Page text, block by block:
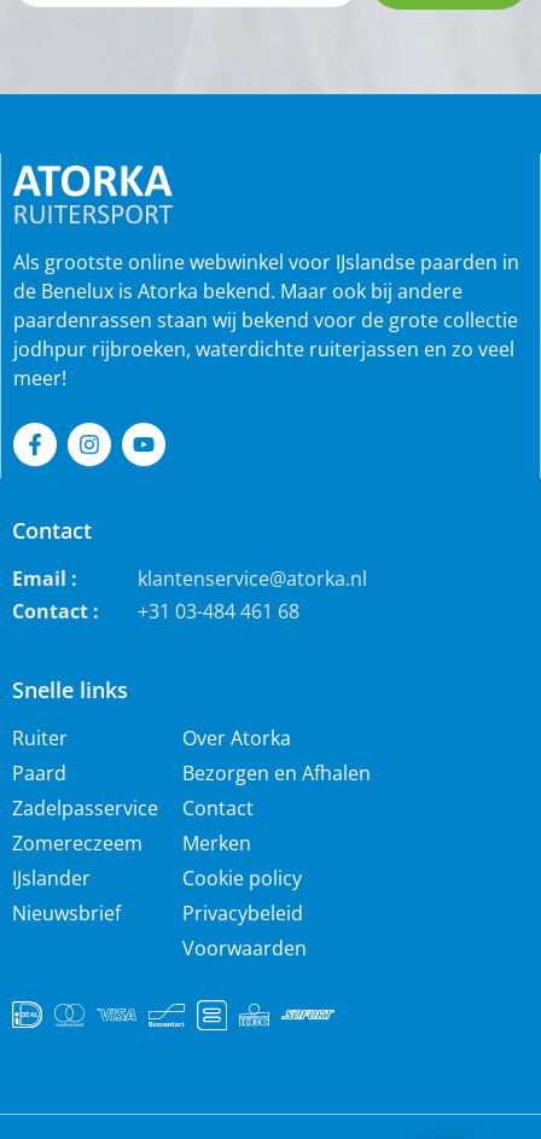
Snelle links
Ruiter
Paard
Zadelpasservice
Zomereczeem
IJslander
Nieuwsbrief
Over Atorka
Bezorgen en Afhalen
Contact
Merken
Cookie policy
Privacybeleid
Voorwaarden
Als grootste online webwinkel voor IJslandse paarden in
de Benelux is Atorka bekend. Maar ook bij andere
paardenrassen staan wij bekend voor de grote collectie
jodhpur rijbroeken, waterdichte ruiterjassen en zo veel
meer!
Contact
Email :
klantenservice@atorka.nl
Contact :
+31 03-484 461 68